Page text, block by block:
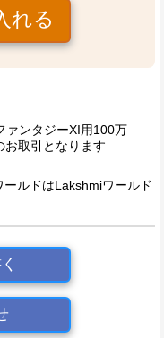
れる
ァンタジーXI用100万
お取引となります
ルドはLakshmiワールド